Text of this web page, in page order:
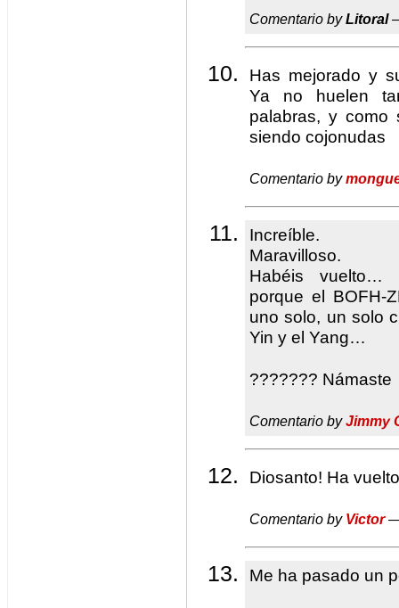
Comentario byLitoral
Has mejorado y
Ya no huelen
palabras, y como
siendo cojonudas
Comentario by
Increíble.
Maravilloso.
Habéis vuelto…
porque el BOFH-
uno solo, un solo
Yin y el Yang…
??????? Námaste
Comentario byJimmy
Diosanto! Ha
Comentario by Victor—
Me ha pasado un